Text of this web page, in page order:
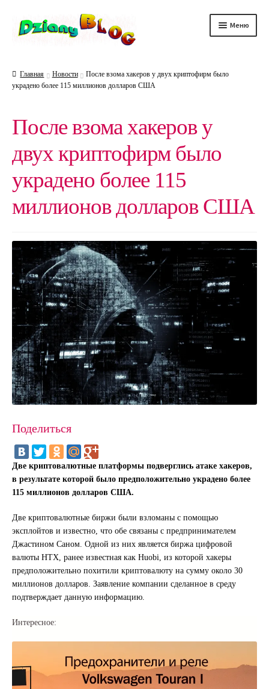
Перейти
Перейти
Меню
DRelax
Главная Новости
После взома хакеров у двух криптофирм было
украдено более 115 миллионов долларов США
После взома хакеров у
двух криптофирм было
украдено более 115
миллионов долларов США
Поделиться
Две криптовалютные платформы подверглись атаке хакеров,
в результате которой было предположительно украдено более
115 миллионов долларов США.
Две криптовалютные биржи были взломаны с помощью
эксплойтов и известно, что обе связаны с предпринимателем
Джастином Саном. Одной из них является биржа цифровой
валюты HTX, ранее известная как Huobi, из которой хакеры
предположительно похитили криптовалюту на сумму около 30
миллионов долларов. Заявление компании сделанное в среду
подтверждает данную информацию.
Интересное: